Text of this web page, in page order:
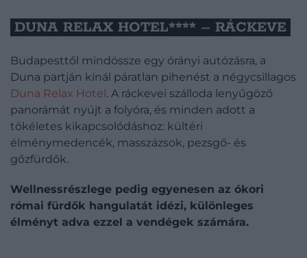
DUNA RELAX HOTEL**** – RÁCKEVE
Budapesttől mindössze egy órányi autózásra, a
Duna partján kínál páratlan pihenést a négycsillagos
Duna Relax Hotel. A ráckevei szálloda lenyűgöző
panorámát nyújt a folyóra, és minden adott a
tökéletes kikapcsolódáshoz: kültéri
élménymedencék, masszázsok, pezsgő- és
gőzfürdők.
Wellnessrészlege pedig egyenesen az ókori
római fürdők hangulatát idézi, különleges
élményt adva ezzel a vendégek számára.